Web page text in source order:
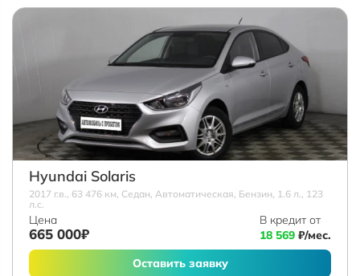
Hyundai Solaris
2017 г.в., 63 476 км, Седан, Автоматическая, Бензин, 1.6 л., 123
л.с.
Цена
665 000₽
В кредит от
18 569 ₽/мес.
Оставить заявку